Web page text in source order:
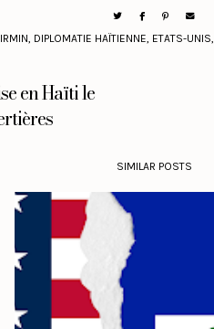
, DIPLOMATIE HAÏTIENNE, ETATS-UNIS,
en Haïti le
SIMILAR POSTS